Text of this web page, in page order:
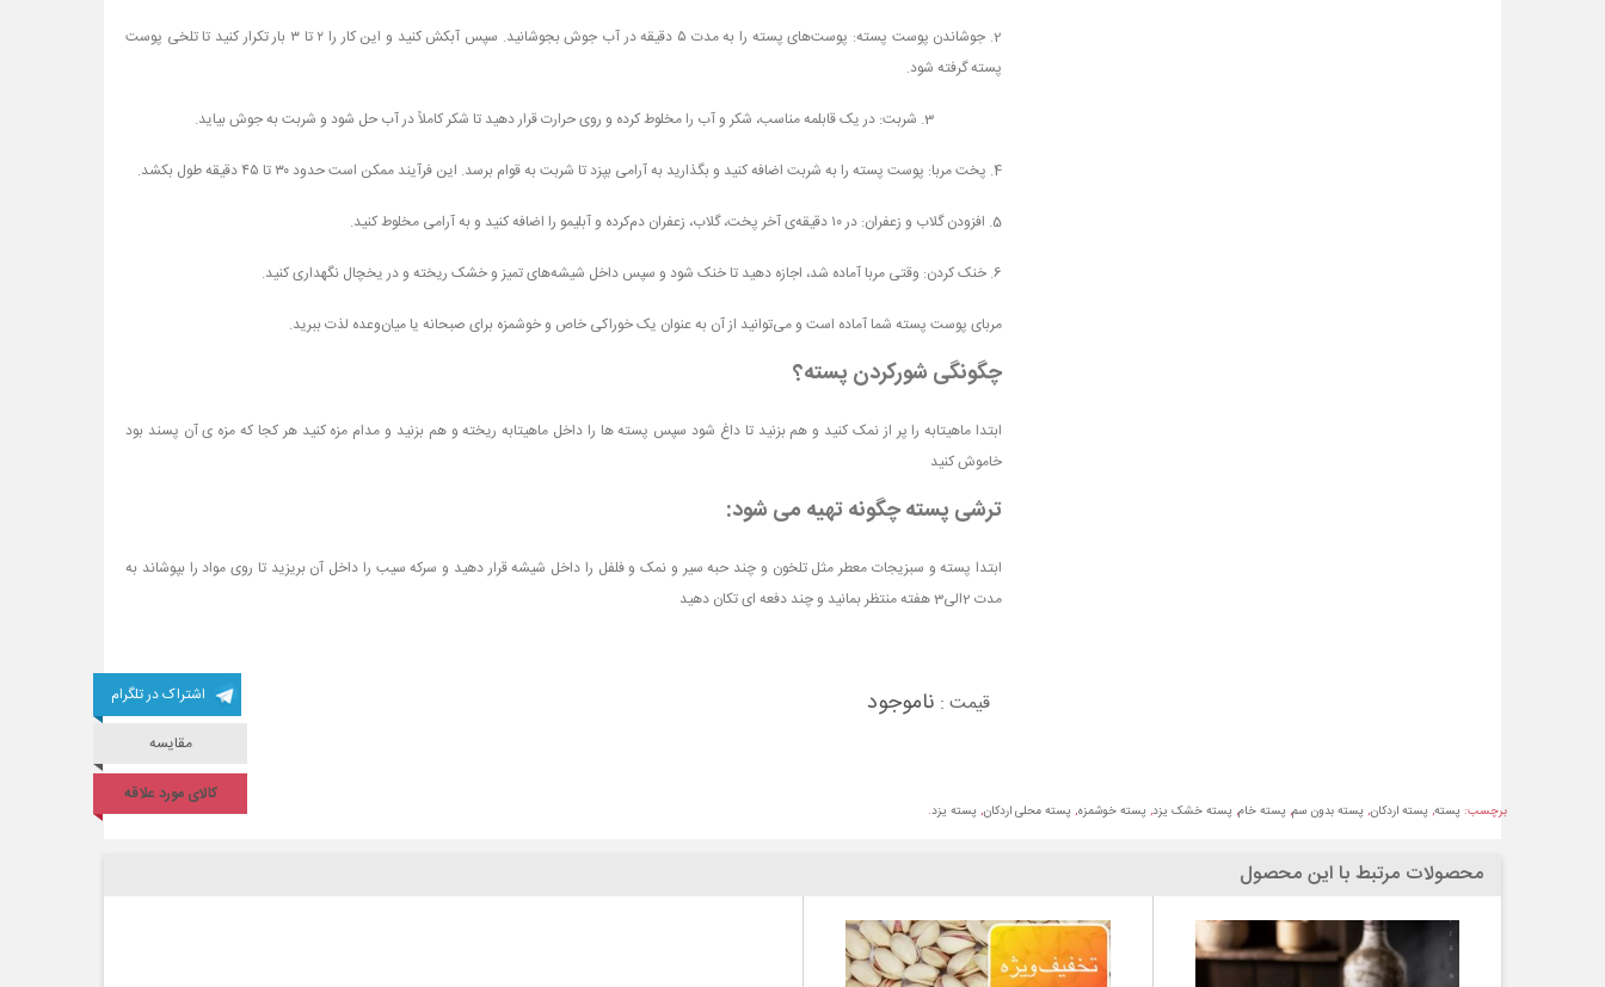
‎2. جوشاندن پوست پسته: پوست‌های پسته را به مدت ۵ دقیقه در آب جوش بجوشانید. سپس آبکش کنید و این کار را ۲ تا ۳ بار تکرار کنید تا تلخی پوست
پسته گرفته شود.
‎3. شربت: در یک قابلمه مناسب، شکر و آب را مخلوط کرده و روی حرارت قرار دهید تا شکر کاملاً در آب حل شود و شربت به جوش بیاید.
‎4. پخت مربا: پوست پسته را به شربت اضافه کنید و بگذارید به آرامی بپزد تا شربت به قوام برسد. این فرآیند ممکن است حدود ۳۰ تا ۴۵ دقیقه طول بکشد.
‎5. افزودن گلاب و زعفران: در ۱۰ دقیقه‌ی آخر پخت، گلاب، زعفران دم‌کرده و آبلیمو را اضافه کنید و به آرامی مخلوط کنید.
‎6. خنک کردن: وقتی مربا آماده شد، اجازه دهید تا خنک شود و سپس داخل شیشه‌های تمیز و خشک ریخته و در یخچال نگهداری کنید.
چگونگی شورکردن پسته؟
ابتدا ماهیتابه را پر از نمک کنید و هم بزنید تا داغ شود سپس پسته ها را داخل ماهیتابه ریخته و هم بزنید و مدام مزه کنید هر کجا که مزه ی آن پسند بود
خاموش کنید
ترشی پسته چگونه تهیه می شود:
ابتدا پسته و سبزیجات معطر مثل تلخون و چند حبه سیر و نمک و فلفل را داخل شیشه قرار دهید و سرکه سیب را داخل آن بریزید تا روی مواد را بپوشاند به
مدت 2الی3 هفته منتظر بمانید و چند دفعه ای تکان دهید
قیمت : ناموجود اشتراک در تلگرام
مقایسه
کالای مورد علاقه
برچسب: پسته, پسته اردکان, پسته بدون سم, پسته خام, پسته خشک یزد, پسته خوشمزه, پسته محلی اردکان, پسته یزد.
محصولات مرتبط با این محصول